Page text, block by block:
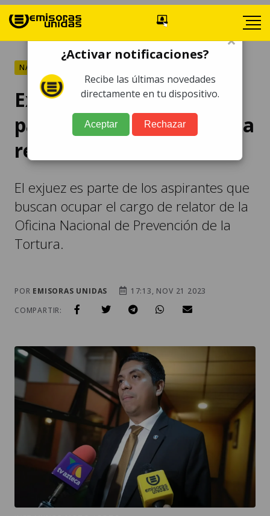
NACIONALES
Exponen impedimentos
para que Mynor Moto sea
relator
El exjuez es parte de los aspirantes que
buscan ocupar el cargo de relator de la
Oficina Nacional de Prevención de la
Tortura.
POR EMISORAS UNIDAS
17:13, NOV 21 2023
COMPARTIR:
×
¿Activar notificaciones?
Recibe las últimas novedades
directamente en tu dispositivo.
Aceptar Rechazar